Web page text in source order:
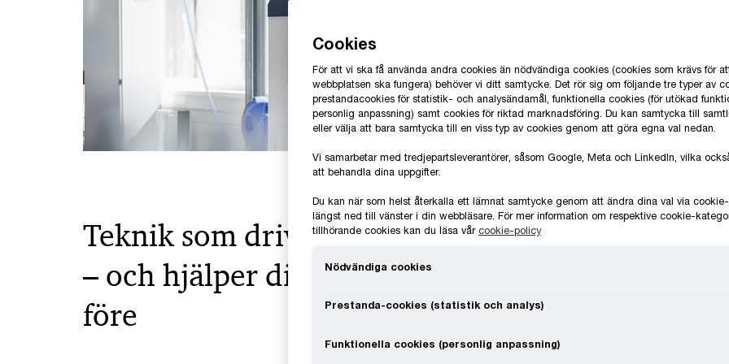
Teknik som driver omställning
– och hjälper dig ligga steget
före
Video
Cookies
För att vi ska få använda andra cookies än nödvändiga cookies (cookies som krävs för
webbplatsen ska fungera) behöver vi ditt samtycke. Det rör sig om följande tre typer av
prestandacookies för statistik- och analysändamål, funktionella cookies (för utökad
personlig anpassning) samt cookies för riktad marknadsföring. Du kan samtycka till
eller välja att bara samtycka till en viss typ av cookies genom att göra egna val nedan.
Vi samarbetar med tredjepartsleverantörer, såsom Google, Meta och LinkedIn, vilka
att behandla dina uppgifter.
Du kan när som helst återkalla ett lämnat samtycke genom att ändra dina val via
längst ned till vänster i din webbläsare. För mer information om respektive cookie-
tillhörande cookies kan du läsa vår cookie-policy
Nödvändiga cookies
Prestanda-cookies (statistik och analys)
Funktionella cookies (personlig anpassning)